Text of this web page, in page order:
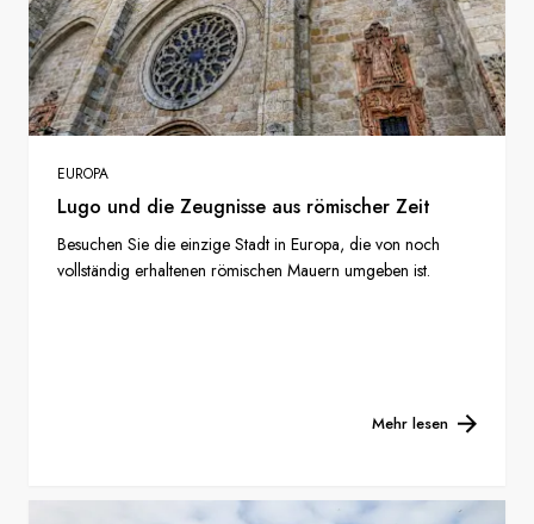
EUROPA
Lugo und die Zeugnisse aus römischer Zeit
Besuchen Sie die einzige Stadt in Europa, die von noch
vollständig erhaltenen römischen Mauern umgeben ist.
Mehr lesen